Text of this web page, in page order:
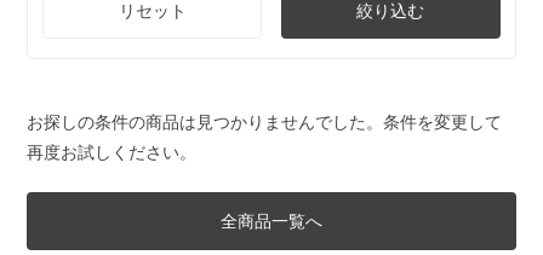
リセット 絞り込む
お探しの条件の商品は見つかりませんでした。条件を変更して
再度お試しください。
全商品一覧へ